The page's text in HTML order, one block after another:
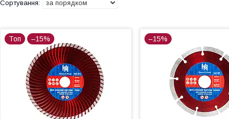
Топ –15% –15%